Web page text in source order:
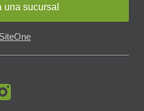
una sucursal